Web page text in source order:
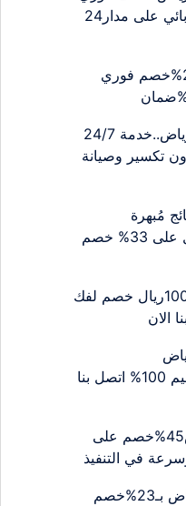
دقيق 100% للتماس الكهربائي على مدار24
كهربائي منازل بالخرج بـ23%خصم فوري
كشف اعطال الكابلات بالرياض..خدمة 24/7
تكسير وصيانة
مُبهرة
100%اتصل بنا الان واحصل على 33% خصم
نجار فك وتركيب بالرياض 100ريال خصم لفك
رخيصه..تنظيف فصول..تعقيم 100% اتصل بنا
شركة تنظيف فلل بالرياض45%خصم على
في التنفيذ
شركة تنظيف مكاتب بالرياض بـ23%خصم